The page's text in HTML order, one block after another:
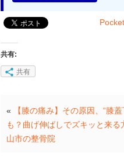
Pocket
共有:
共有
«
【膝の痛み】その原因、“膝
も？曲げ伸ばしでズキッと来る
山市の整骨院